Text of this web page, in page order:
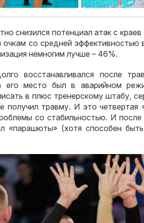
снизился потенциал атак с
со средней эффективностью
немногим лучше – 46%.
восстанавливался после
его место был в аварийном
в плюс тренерскому штабу,
получил травму. И это
со стабильностью. И после
«парашюты» (хотя способен